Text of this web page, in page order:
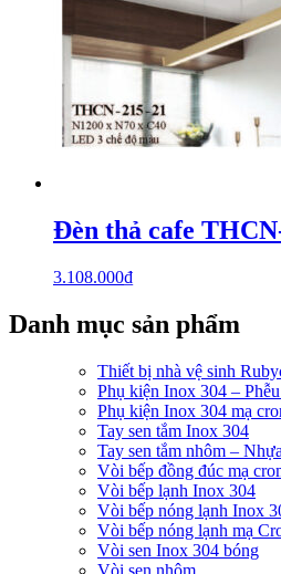
Đèn thả cafe
3.108.000₫
Danh mục sản phẩm
Thiết bị nhà vệ sinh
Phụ kiện Inox 304 –
Phụ kiện Inox 304 mạ
Tay sen tắm Inox 304
Tay sen tắm nhôm –
Vòi bếp đồng đúc mạ
Vòi bếp lạnh Inox 304
Vòi bếp nóng lạnh Inox
Vòi bếp nóng lạnh mạ
Vòi sen Inox 304 bóng
Vòi sen nhôm